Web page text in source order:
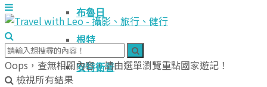
布魯日
根特
安特衛普
Oops，查無相關內容，請由選單瀏覽重點國家遊記！
檢視所有結果